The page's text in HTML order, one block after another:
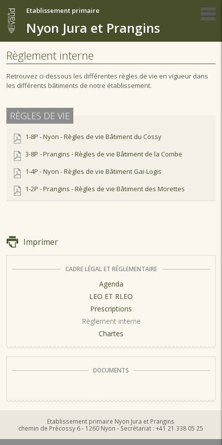
Etablissement primaire
Nyon Jura et Prangins
Règlement interne
Retrouvez ci-dessous les différentes règles de vie en vigueur dans
les différents bâtiments de notre établissement.
RÈGLES DE VIE
1-8P - Nyon - Règles de vie Bâtiment du Cossy
3-8P - Prangins - Règles de vie Bâtiment de la Combe
1-4P - Nyon - Règles de vie Bâtiment Gai-Logis
1-2P - Prangins - Règles de vie Bâtiment des Morettes
Imprimer
CADRE LÉGAL ET RÉGLEMENTAIRE
Agenda
LEO ET RLEO
Prescriptions
Règlement interne
Chartes
DOCUMENTS
Etablissement primaire Nyon Jura et Prangins
chemin de Précossy 6 - 1260 Nyon - Secrétariat : +41 21 338 05 25